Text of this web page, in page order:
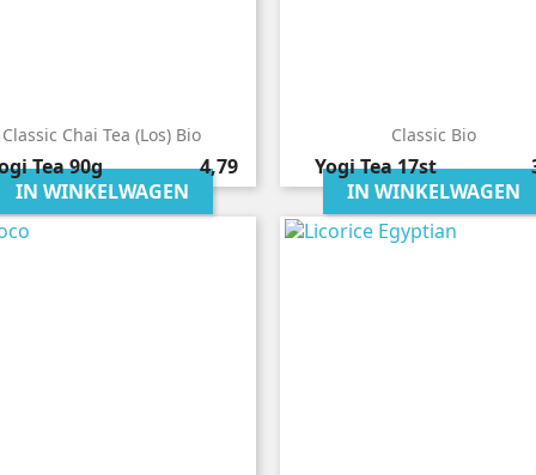
Classic Chai Tea (los) Bio
Tea90g Prijs
4,79
IN WINKELWAGEN
Classic Bio
Yogi Tea17st
IN WINKELWAGEN